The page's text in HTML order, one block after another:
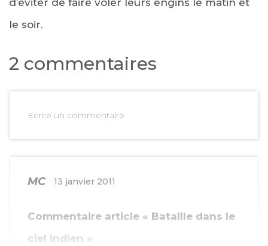
le soir.
2 commentaires
Ecrire un commentaire
MC 13 janvier 2011
Commentaire article « Bataille dans le
ciel indien »